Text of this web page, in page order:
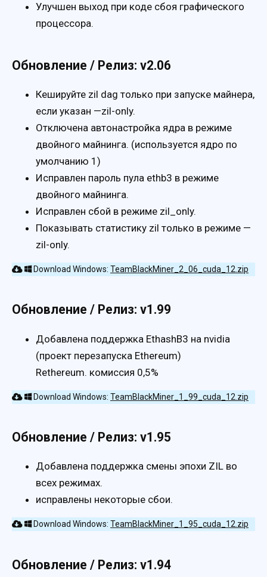
Улучшен выход при коде сбоя графического
процессора.
Обновление / Релиз: v2.06
Кешируйте zil dag только при запуске майнера,
если указан —zil-only.
Отключена автонастройка ядра в режиме
двойного майнинга. (используется ядро ​​по
умолчанию 1)
Исправлен пароль пула ethb3 в режиме
двойного майнинга.
Исправлен сбой в режиме zil_only.
Показывать статистику zil только в режиме —
zil-only.
Download Windows: TeamBlackMiner_2_06_cuda_12.zip
Обновление / Релиз: v1.99
Добавлена ​​поддержка EthashB3 на nvidia
(проект перезапуска Ethereum)
Rethereum. комиссия 0,5%
Download Windows: TeamBlackMiner_1_99_cuda_12.zip
Обновление / Релиз: v1.95
Добавлена ​​поддержка смены эпохи ZIL во
всех режимах.
исправлены некоторые сбои.
Download Windows: TeamBlackMiner_1_95_cuda_12.zip
Обновление / Релиз: v1.94